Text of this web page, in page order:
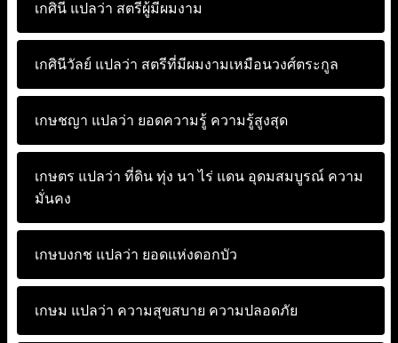
เกศินี แปลว่า สตรีผู้มีผมงาม
เกศินีวัลย์ แปลว่า สตรีที่มีผมงามเหมือนวงศ์ตระกูล
เกษชญา แปลว่า ยอดความรู้ ความรู้สูงสุด
เกษตร แปลว่า ที่ดิน ทุ่ง นา ไร่ แดน อุดมสมบูรณ์ ความ
มั่นคง
เกษบงกช แปลว่า ยอดแห่งดอกบัว
เกษม แปลว่า ความสุขสบาย ความปลอดภัย